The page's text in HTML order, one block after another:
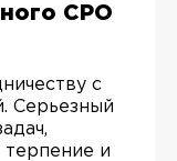
СРО
с
Серьезный
терпение и